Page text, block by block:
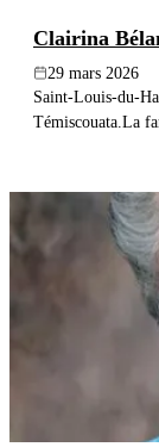
Clairina
29 mars 2026
Saint-Louis-du-
Témiscouata.La